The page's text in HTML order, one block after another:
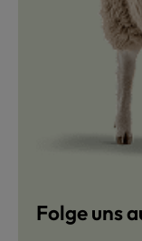
Folge uns